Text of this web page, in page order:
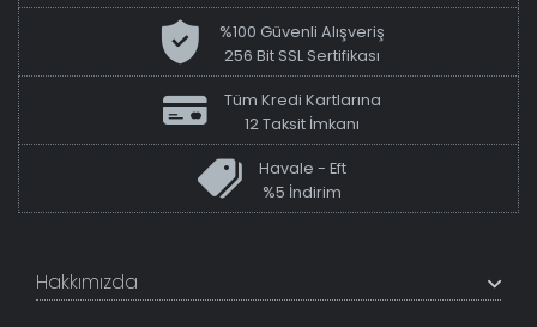
%100 Güvenli Alışveriş
256 Bit SSL Sertifikası
Tüm Kredi Kartlarına
12 Taksit İmkanı
Havale - Eft
%5 İndirim
Hakkımızda